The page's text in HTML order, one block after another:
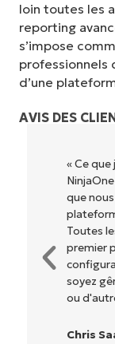
loin toutes les
reporting
s’impose
professionnels
d’une
AVIS DES
du RMM.
sont au
que vous